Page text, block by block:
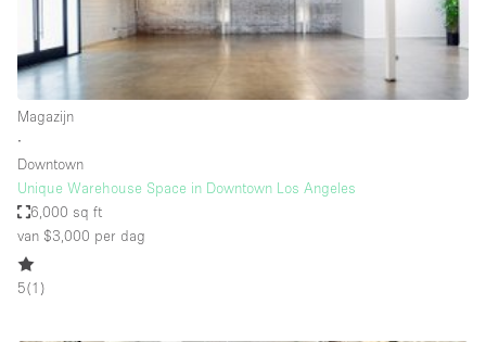
Kledingrek
Meerdere kamers
Meubilair
Paskamers
Magazijn
∙
Downtown
Unique Warehouse Space in Downtown Los Angeles
6,000 sq ft
van $3,000 per dag
5(1 )